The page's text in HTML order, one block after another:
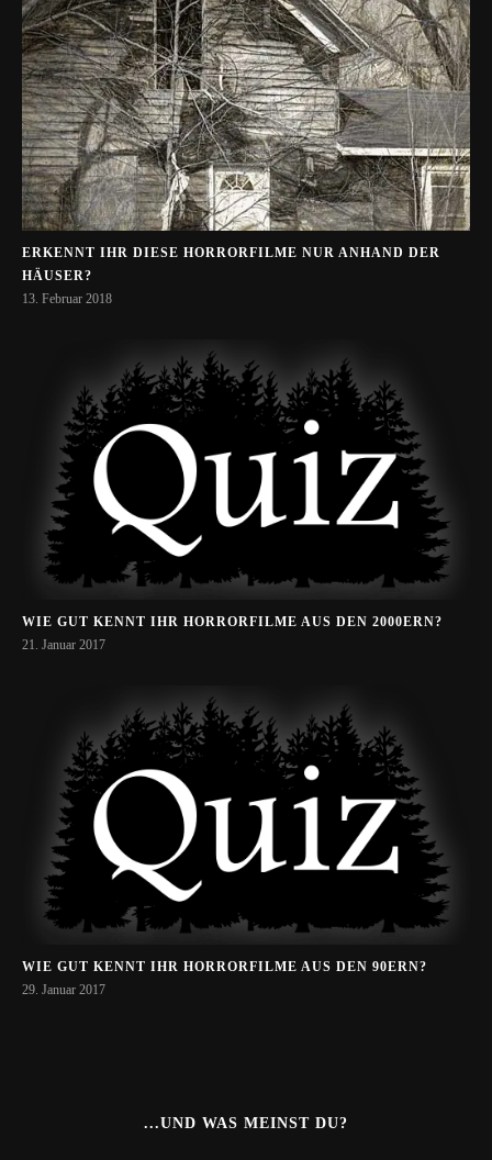
ERKENNT IHR DIESE HORRORFILME NUR ANHAND DER
HÄUSER?
13. Februar 2018
WIE GUT KENNT IHR HORRORFILME AUS DEN 2000ERN?
21. Januar 2017
WIE GUT KENNT IHR HORRORFILME AUS DEN 90ERN?
29. Januar 2017
...UND WAS MEINST DU?